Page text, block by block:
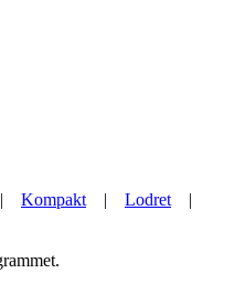
Kompakt | Lodret |